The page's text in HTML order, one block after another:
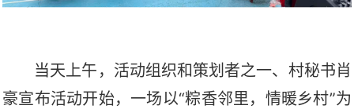
当天 上午，活动组织和策划者之一、村秘书肖
豪宣布活动开始，一场以“粽香邻里，情暖乡村”为